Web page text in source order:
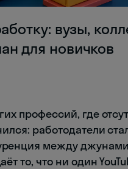
вузы,
для новичков
профессий, где
работодатели
между
то, что ни один